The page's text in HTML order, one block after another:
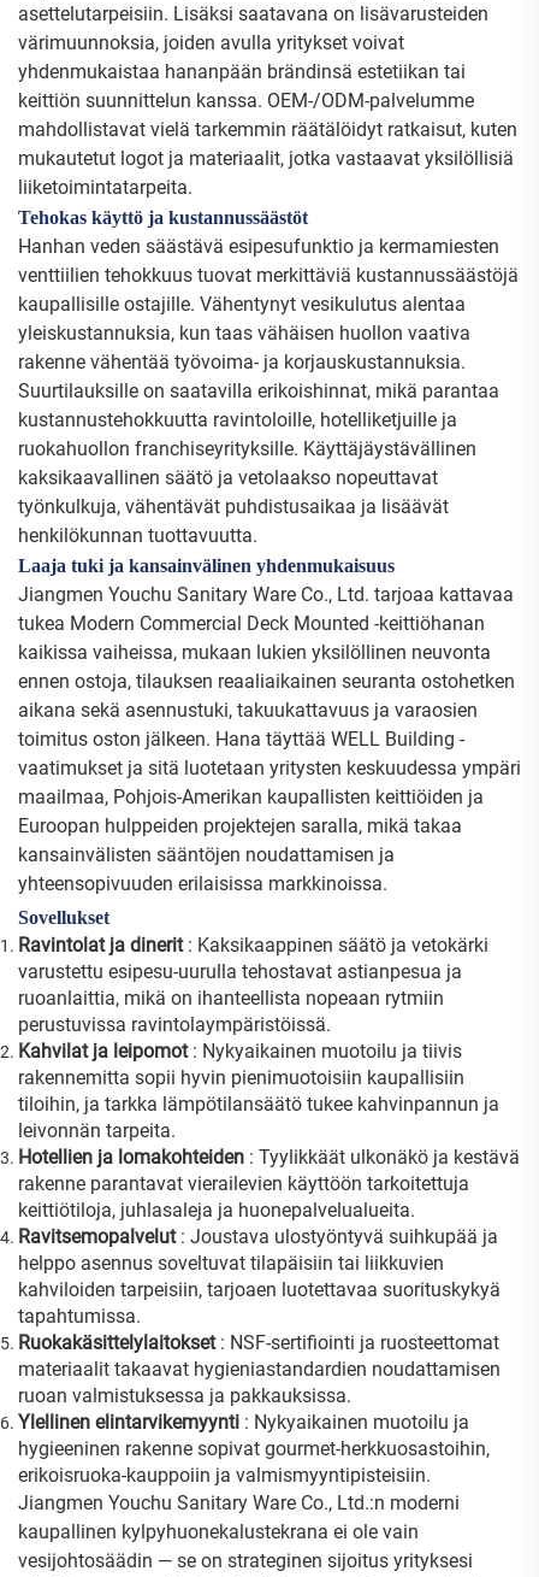
asettelutarpeisiin. Lisäksi saatavana on lisävarusteiden
värimuunnoksia, joiden avulla yritykset voivat
yhdenmukaistaa hananpään brändinsä estetiikan tai
keittiön suunnittelun kanssa. OEM-/ODM-palvelumme
mahdollistavat vielä tarkemmin räätälöidyt ratkaisut, kuten
mukautetut logot ja materiaalit, jotka vastaavat yksilöllisiä
liiketoimintatarpeita.
Tehokas käyttö ja kustannussäästöt
Hanhan veden säästävä esipesufunktio ja kermamiesten
venttiilien tehokkuus tuovat merkittäviä kustannussäästöjä
kaupallisille ostajille. Vähentynyt vesikulutus alentaa
yleiskustannuksia, kun taas vähäisen huollon vaativa
rakenne vähentää työvoima- ja korjauskustannuksia.
Suurtilauksille on saatavilla erikoishinnat, mikä parantaa
kustannustehokkuutta ravintoloille, hotelliketjuille ja
ruokahuollon franchiseyrityksille. Käyttäjäystävällinen
kaksikaavallinen säätö ja vetolaakso nopeuttavat
työnkulkuja, vähentävät puhdistusaikaa ja lisäävät
henkilökunnan tuottavuutta.
Laaja tuki ja kansainvälinen yhdenmukaisuus
Jiangmen Youchu Sanitary Ware Co., Ltd. tarjoaa kattavaa
tukea Modern Commercial Deck Mounted -keittiöhanan
kaikissa vaiheissa, mukaan lukien yksilöllinen neuvonta
ennen ostoja, tilauksen reaaliaikainen seuranta ostohetken
aikana sekä asennustuki, takuukattavuus ja varaosien
toimitus oston jälkeen. Hana täyttää WELL Building -
vaatimukset ja sitä luotetaan yritysten keskuudessa ympäri
maailmaa, Pohjois-Amerikan kaupallisten keittiöiden ja
Euroopan hulppeiden projektejen saralla, mikä takaa
kansainvälisten sääntöjen noudattamisen ja
yhteensopivuuden erilaisissa markkinoissa.
Sovellukset
Ravintolat ja dinerit : Kaksikaappinen säätö ja vetokärki
varustettu esipesu-uurulla tehostavat astianpesua ja
ruoanlaittia, mikä on ihanteellista nopeaan rytmiin
perustuvissa ravintolaympäristöissä.
Kahvilat ja leipomot : Nykyaikainen muotoilu ja tiivis
rakennemitta sopii hyvin pienimuotoisiin kaupallisiin
tiloihin, ja tarkka lämpötilansäätö tukee kahvinpannun ja
leivonnän tarpeita.
Hotellien ja lomakohteiden : Tyylikkäät ulkonäkö ja kestävä
rakenne parantavat vierailevien käyttöön tarkoitettuja
keittiötiloja, juhlasaleja ja huonepalvelualueita.
Ravitsemopalvelut : Joustava ulostyöntyvä suihkupää ja
helppo asennus soveltuvat tilapäisiin tai liikkuvien
kahviloiden tarpeisiin, tarjoaen luotettavaa suorituskykyä
tapahtumissa.
Ruokakäsittelylaitokset : NSF-sertifiointi ja ruosteettomat
materiaalit takaavat hygieniastandardien noudattamisen
ruoan valmistuksessa ja pakkauksissa.
Ylellinen elintarvikemyynti : Nykyaikainen muotoilu ja
hygieeninen rakenne sopivat gourmet-herkkuosastoihin,
erikoisruoka-kauppoiin ja valmismyyntipisteisiin.
Jiangmen Youchu Sanitary Ware Co., Ltd.:n moderni
kaupallinen kylpyhuonekalustekrana ei ole vain
vesijohtosäädin — se on strateginen sijoitus yrityksesi